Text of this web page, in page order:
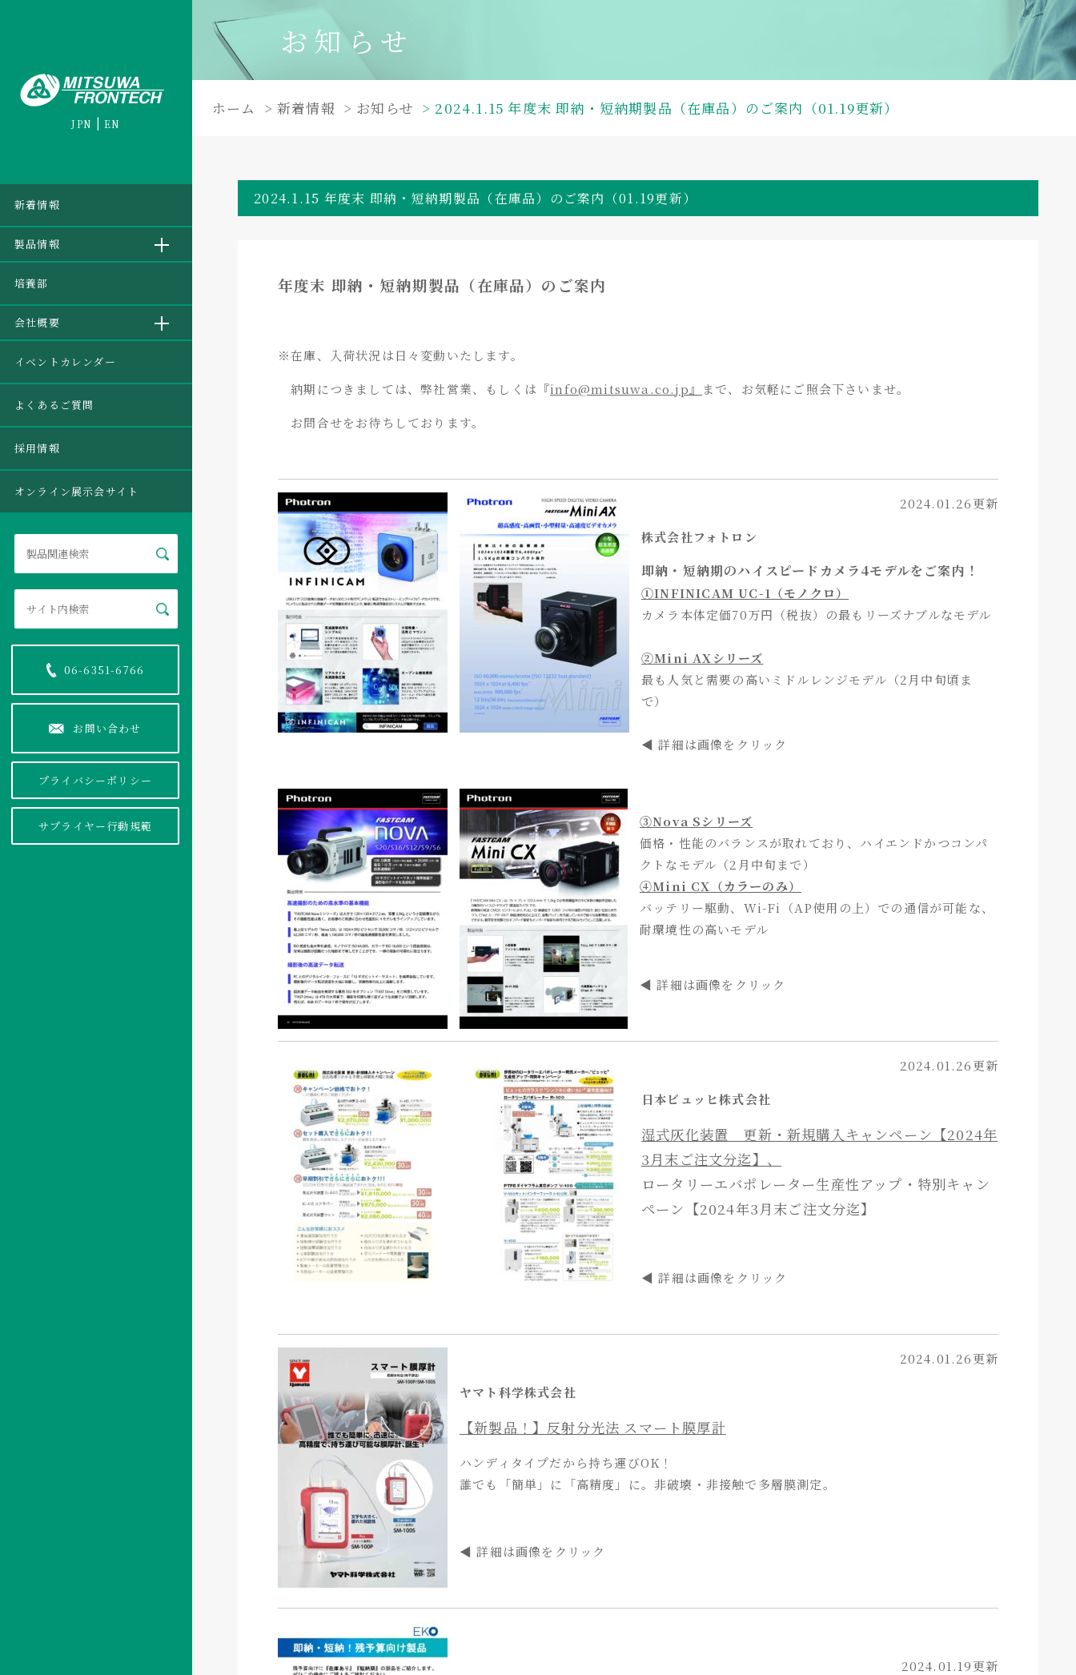
JPN EN
新着情報
製品情報
培養部
会社概要
イベントカレンダー
よくあるご質問
採用情報
オンライン展示会サイト
06-6351-6766
お問い合わせ
プライバシーポリシー
サプライヤー行動規範
お知らせ
ホーム 新着情報 お知らせ 2024.1.15 年度末 即納・短納期製品（在庫品）のご案内（01.19更新）
2024.1.15 年度末 即納・短納期製品（在庫品）のご案内（01.19更新）
年度末 即納・短納期製品（在庫品）のご案内
※在庫、入荷状況は日々変動いたします。
納期につきましては、弊社営業、もしくは『info@mitsuwa.co.jp』 まで、お気軽にご照会下さいませ。
お問合せをお待ちしております。
2024.01.26更新
株式会社フォトロン
即納・短納期のハイスピードカメラ4モデルをご案内！
①INFINICAM UC-1（モノクロ）
カメラ本体定価70万円（税抜）の最もリーズナブルなモデル
②Mini AXシリーズ
最も人気と需要の高いミドルレンジモデル（2月中旬頃ま
で）
◀ 詳細は画像をクリック
③Nova Sシリーズ
価格・性能のバランスが取れており、ハイエンドかつコンパ
クトなモデル（2月中旬まで）
④Mini CX（カラーのみ）
バッテリー駆動、Wi-Fi（AP使用の上）での通信が可能な、
耐環境性の高いモデル
◀ 詳細は画像をクリック
2024.01.26更新
日本ビュッヒ株式会社
湿式灰化装置 更新・新規購入キャンペーン【2024年
3月末ご注文分迄】、
ロータリーエバポレーター生産性アップ・特別キャン
ペーン【2024年3月末ご注文分迄】
◀ 詳細は画像をクリック
2024.01.26更新
ヤマト科学株式会社
【新製品！】反射分光法 スマート膜厚計
ハンディタイプだから持ち運びOK！
誰でも「簡単」に「高精度」に。非破壊・非接触で多層膜測定。
◀ 詳細は画像をクリック
2024.01.19更新